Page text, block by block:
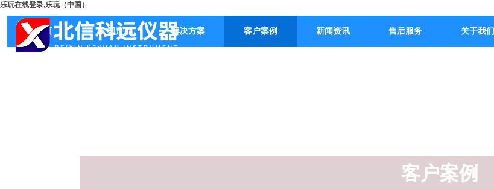
乐玩在线登录,乐玩（中国）
首页 公司产品 解决方案 客户案例 新闻资讯 售后服务 关于我们
客户案例